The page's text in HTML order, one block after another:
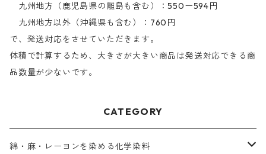
九州地方（鹿児島県の離島も含む）：550ー594円
九州地方以外（沖縄県も含む）：760円
で、発送対応をさせていただきます。
体積で計算するため、大きさが大きい商品は発送対応できる商
品数量が少ないです。
CATEGORY
綿・麻・レーヨンを染める化学染料